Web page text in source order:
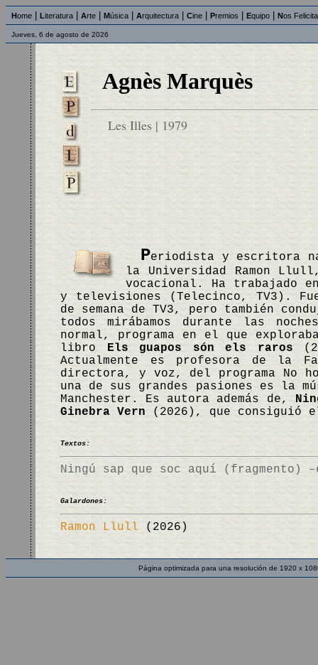
Home Literatura Arte Música Arquitectura Cine Premios Equipo Nos
Jueves, 6 de agosto de 2026
Agnès Marquès
Les Illes | 1979
Periodista y escritora
la Universidad Ramon
vocacional. Ha trabajado
y televisiones (Telecinco, TV3).
de semana de TV3, pero también
todos mirábamos durante las
normal, programa en el que
libro Els guapos són els raros
Actualmente es profesora de la
directora, y voz, del programa No
una de sus grandes pasiones es la
Manchester. Es autora además de,
Ginebra Vern(2026), que consiguió el
Textos:
Ningú sap que soc aquí (fragmento)
Galardones:
Ramon Llull (2026)
Página optimizada para una resolución de 1920 x